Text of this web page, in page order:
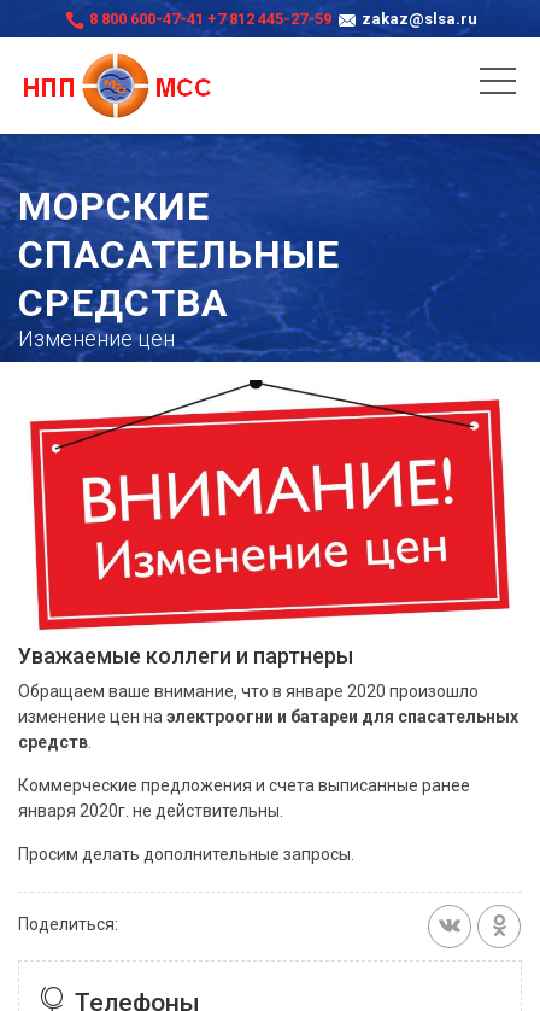
8 800 600-47-41 +7 812 445-27-59 zakaz@slsa.ru
МОРСКИЕ
СПАСАТЕЛЬНЫЕ
СРЕДСТВА
Изменение цен
Уважаемые коллеги и партнеры
Обращаем ваше внимание, что в январе 2020 произошло
изменение цен на электроогни и батареи для спасательных
средств
Коммерческие предложения и счета выписанные ранее
января 2020г. не действительны.
Просим делать дополнительные запросы.
Поделиться:
Телефоны